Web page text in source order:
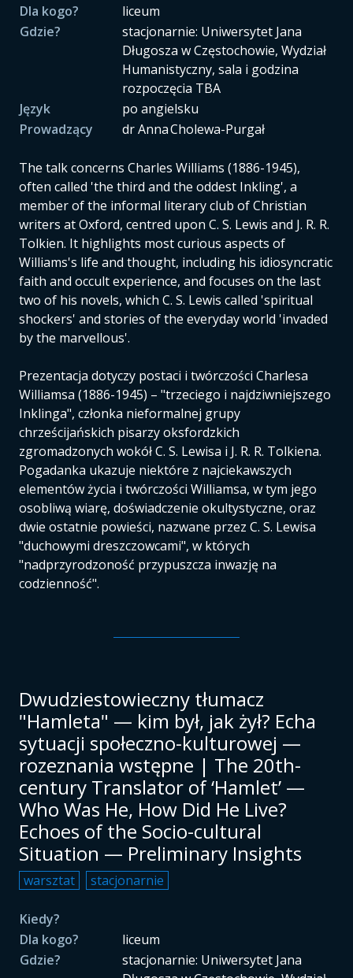
Dla kogo?
liceum
Gdzie?
stacjonarnie: Uniwersytet Jana
Długosza w Częstochowie, Wydział
Humanistyczny, sala i godzina
rozpoczęcia TBA
Język
po angielsku
Prowadzący
dr Anna Cholewa-Purgał
The talk concerns Charles Williams (1886-1945),
often called 'the third and the oddest Inkling', a
member of the informal literary club of Christian
writers at Oxford, centred upon C. S. Lewis and J. R. R.
Tolkien. It highlights most curious aspects of
Williams's life and thought, including his idiosyncratic
faith and occult experience, and focuses on the last
two of his novels, which C. S. Lewis called 'spiritual
shockers' and stories of the everyday world 'invaded
by the marvellous'.
Prezentacja dotyczy postaci i twórczości Charlesa
Williamsa (1886-1945) – "trzeciego i najdziwniejszego
Inklinga", członka nieformalnej grupy
chrześcijańskich pisarzy oksfordzkich
zgromadzonych wokół C. S. Lewisa i J. R. R. Tolkiena.
Pogadanka ukazuje niektóre z najciekawszych
elementów życia i twórczości Williamsa, w tym jego
osobliwą wiarę, doświadczenie okultystyczne, oraz
dwie ostatnie powieści, nazwane przez C. S. Lewisa
"duchowymi dreszczowcami", w których
"nadprzyrodzoność przypuszcza inwazję na
codzienność".
Dwudziestowieczny tłumacz
"Hamleta" — kim był, jak żył? Echa
sytuacji społeczno-kulturowej —
rozeznania wstępne | The 20th-
century Translator of ‘Hamlet’ —
Who Was He, How Did He Live?
Echoes of the Socio-cultural
Situation — Preliminary Insights
warsztat stacjonarnie
Kiedy?
Dla kogo?
liceum
Gdzie?
stacjonarnie: Uniwersytet Jana